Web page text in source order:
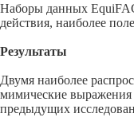
Наборы данных
действия, наиболее
Результаты
Двумя наиболее
мимические выражения
предыдущих